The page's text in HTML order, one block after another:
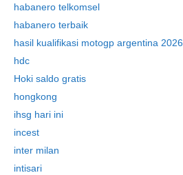
habanero telkomsel
habanero terbaik
hasil kualifikasi motogp argentina 2026
hdc
Hoki saldo gratis
hongkong
ihsg hari ini
incest
inter milan
intisari